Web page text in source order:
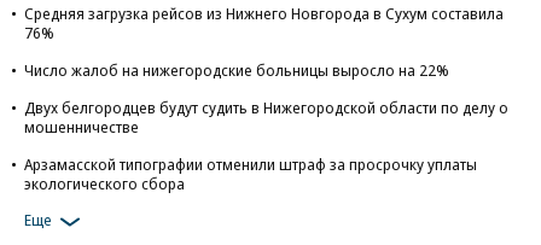
Средняя загрузка рейсов из Нижнего Новгорода в Сухум составила
76%
Число жалоб на нижегородские больницы выросло на 22%
Двух белгородцев будут судить в Нижегородской области по делу о
мошенничестве
Арзамасской типографии отменили штраф за просрочку уплаты
экологического сбора
Еще